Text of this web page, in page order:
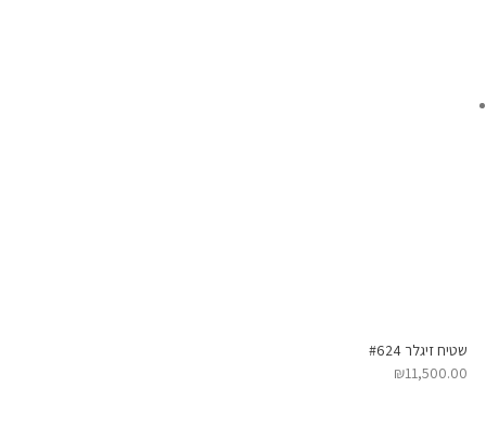
שטיח זיגלר #624
₪11,500.00